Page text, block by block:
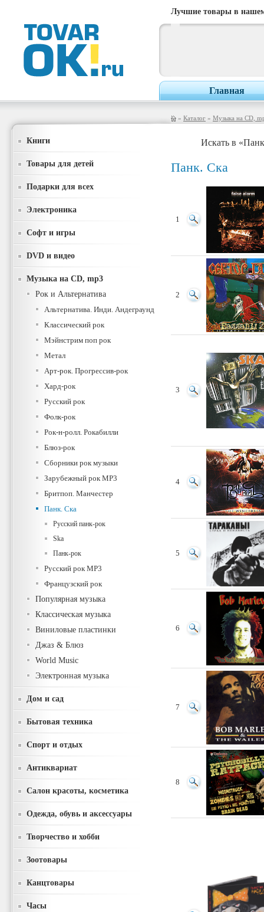
Лучшие товары в
Главная
» Каталог » Музыка на CD,
Книги
Товары для детей
Подарки для всех
Электроника
Софт и игры
DVD и видео
Музыка на CD, mp3
Рок и Альтернатива
Альтернатива. Инди. Андеграунд
Классический рок
Мэйнстрим поп рок
Метал
Арт-рок. Прогрессив-рок
Хард-рок
Русский рок
Фолк-рок
Рок-н-ролл. Рокабилли
Блюз-рок
Сборники рок музыки
Зарубежный рок MP3
Бритпоп. Манчестер
Панк. Ска
Русский панк-рок
Ska
Панк-рок
Русский рок MP3
Французский рок
Популярная музыка
Классическая музыка
Виниловые пластинки
Джаз & Блюз
World Music
Электронная музыка
Дом и сад
Бытовая техника
Спорт и отдых
Антиквариат
Салон красоты, косметика
Одежда, обувь и аксессуары
Творчество и хобби
Зоотовары
Канцтовары
Часы
Искать в
Панк. Ска
1
2
3
4
5
6
7
8